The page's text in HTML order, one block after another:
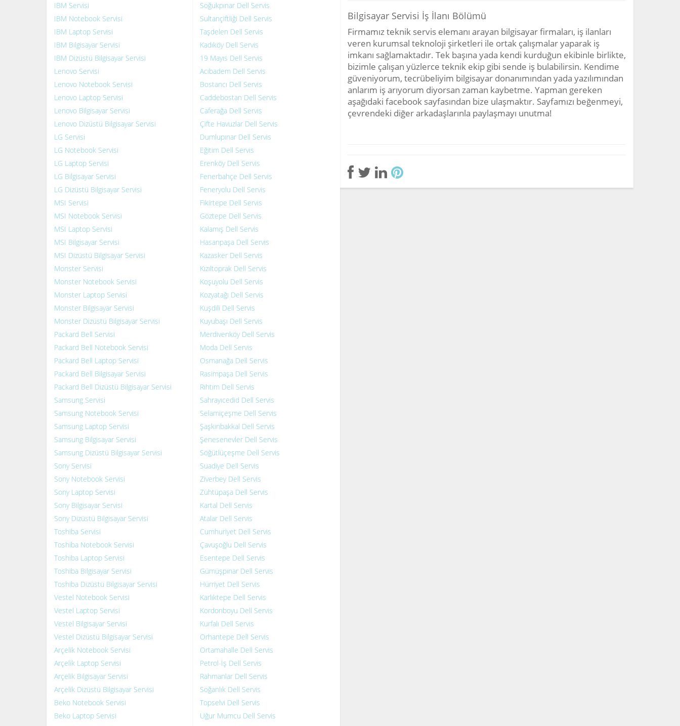
Bilgisayar Servisi İş İlanı Bölümü
Firmamız teknik servis elemanı arayan bilgisayar firmaları, iş ilanları
veren kurumsal teknoloji şirketleri ile ortak çalışmalar yaparak iş
imkanı sağlamaktadır. Tek başına yada kendi kurduğun ekibinle birlikte,
bizimle çalışan yüzlerce teknik ekip gibi sende iş bulabilirsin. Kendime
güveniyorum, tecrübeliyim bilgisayar donanımından yada yazılımından
anlarım iş arıyorum diyorsan zaman kaybetme. Yapman gereken
aşağıdaki facebook sayfasından bize ulaşmaktır. Sayfamızı beğenmeyi,
çevrendeki diğer arkadaşlarınla paylaşmayı unutma!
Soğukpınar Dell Servis
Sultançiftliği Dell Servis
Taşdelen Dell Servis
Kadıköy Dell Servis
19 Mayıs Dell Servis
Acıbadem Dell Servis
Bostancı Dell Servis
Caddebostan Dell Servis
Caferağa Dell Servis
Çifte Havuzlar Dell Servis
Dumlupınar Dell Servis
Eğitim Dell Servis
Erenköy Dell Servis
Fenerbahçe Dell Servis
Feneryolu Dell Servis
Fikirtepe Dell Servis
Göztepe Dell Servis
Kalamış Dell Servis
Hasanpaşa Dell Servis
Kazasker Dell Servis
Kızıltoprak Dell Servis
Koşuyolu Dell Servis
Kozyatağı Dell Servis
Kuşdili Dell Servis
Kuyubaşı Dell Servis
Merdivenköy Dell Servis
Moda Dell Servis
Osmanağa Dell Servis
Rasimpaşa Dell Servis
Rıhtım Dell Servis
Sahrayıcedid Dell Servis
Selamiçeşme Dell Servis
Şaşkınbakkal Dell Servis
Şenesenevler Dell Servis
Söğütlüçeşme Dell Servis
Suadiye Dell Servis
Ziverbey Dell Servis
Zühtüpaşa Dell Servis
Kartal Dell Servis
Atalar Dell Servis
Cumhuriyet Dell Servis
Çavuşoğlu Dell Servis
Esentepe Dell Servis
Gümüşpınar Dell Servis
Hürriyet Dell Servis
Karlıktepe Dell Servis
Kordonboyu Dell Servis
Kurfalı Dell Servis
Orhantepe Dell Servis
Ortamahalle Dell Servis
Petrol-İş Dell Servis
Rahmanlar Dell Servis
Soğanlık Dell Servis
Topselvi Dell Servis
Uğur Mumcu Dell Servis
IBM Servisi
IBM Notebook Servisi
IBM Laptop Servisi
IBM Bilgisayar Servisi
IBM Dizüstü Bilgisayar Servisi
Lenovo Servisi
Lenovo Notebook Servisi
Lenovo Laptop Servisi
Lenovo Bilgisayar Servisi
Lenovo Dizüstü Bilgisayar Servisi
LG Servisi
LG Notebook Servisi
LG Laptop Servisi
LG Bilgisayar Servisi
LG Dizüstü Bilgisayar Servisi
MSI Servisi
MSI Notebook Servisi
MSI Laptop Servisi
MSI Bilgisayar Servisi
MSI Dizüstü Bilgisayar Servisi
Monster Servisi
Monster Notebook Servisi
Monster Laptop Servisi
Monster Bilgisayar Servisi
Monster Dizüstü Bilgisayar Servisi
Packard Bell Servisi
Packard Bell Notebook Servisi
Packard Bell Laptop Servisi
Packard Bell Bilgisayar Servisi
Packard Bell Dizüstü Bilgisayar Servisi
Samsung Servisi
Samsung Notebook Servisi
Samsung Laptop Servisi
Samsung Bilgisayar Servisi
Samsung Dizüstü Bilgisayar Servisi
Sony Servisi
Sony Notebook Servisi
Sony Laptop Servisi
Sony Bilgisayar Servisi
Sony Dizüstü Bilgisayar Servisi
Toshiba Servisi
Toshiba Notebook Servisi
Toshiba Laptop Servisi
Toshiba Bilgisayar Servisi
Toshiba Dizüstü Bilgisayar Servisi
Vestel Notebook Servisi
Vestel Laptop Servisi
Vestel Bilgisayar Servisi
Vestel Dizüstü Bilgisayar Servisi
Arçelik Notebook Servisi
Arçelik Laptop Servisi
Arçelik Bilgisayar Servisi
Arçelik Dizüstü Bilgisayar Servisi
Beko Notebook Servisi
Beko Laptop Servisi